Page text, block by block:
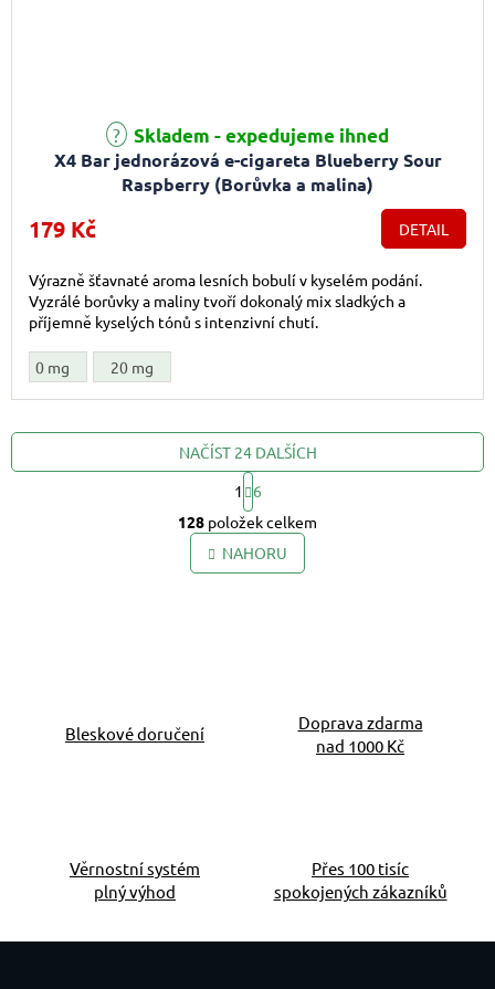
X4 Bar jednorázová e-cigareta Blueberry Sour
Raspberry (Borůvka a malina)
Průměrné hodnocení produktu je 5,0 z 5 hvězdiček.
Skladem - expedujeme ihned
179 Kč DETAIL
Výrazně šťavnaté aroma lesních bobulí v kyselém podání.
Vyzrálé borůvky a maliny tvoří dokonalý mix sladkých a
příjemně kyselých tónů s intenzivní chutí.
0 mg 20 mg
Ovládací prvky
NAČÍST 24 DALŠÍCH
Stránkování
1
6
128 položek celkem
NAHORU
Bleskové doručení
Doprava zdarma
nad 1000 Kč
Věrnostní systém
plný výhod
Přes 100 tisíc
spokojených zákazníků